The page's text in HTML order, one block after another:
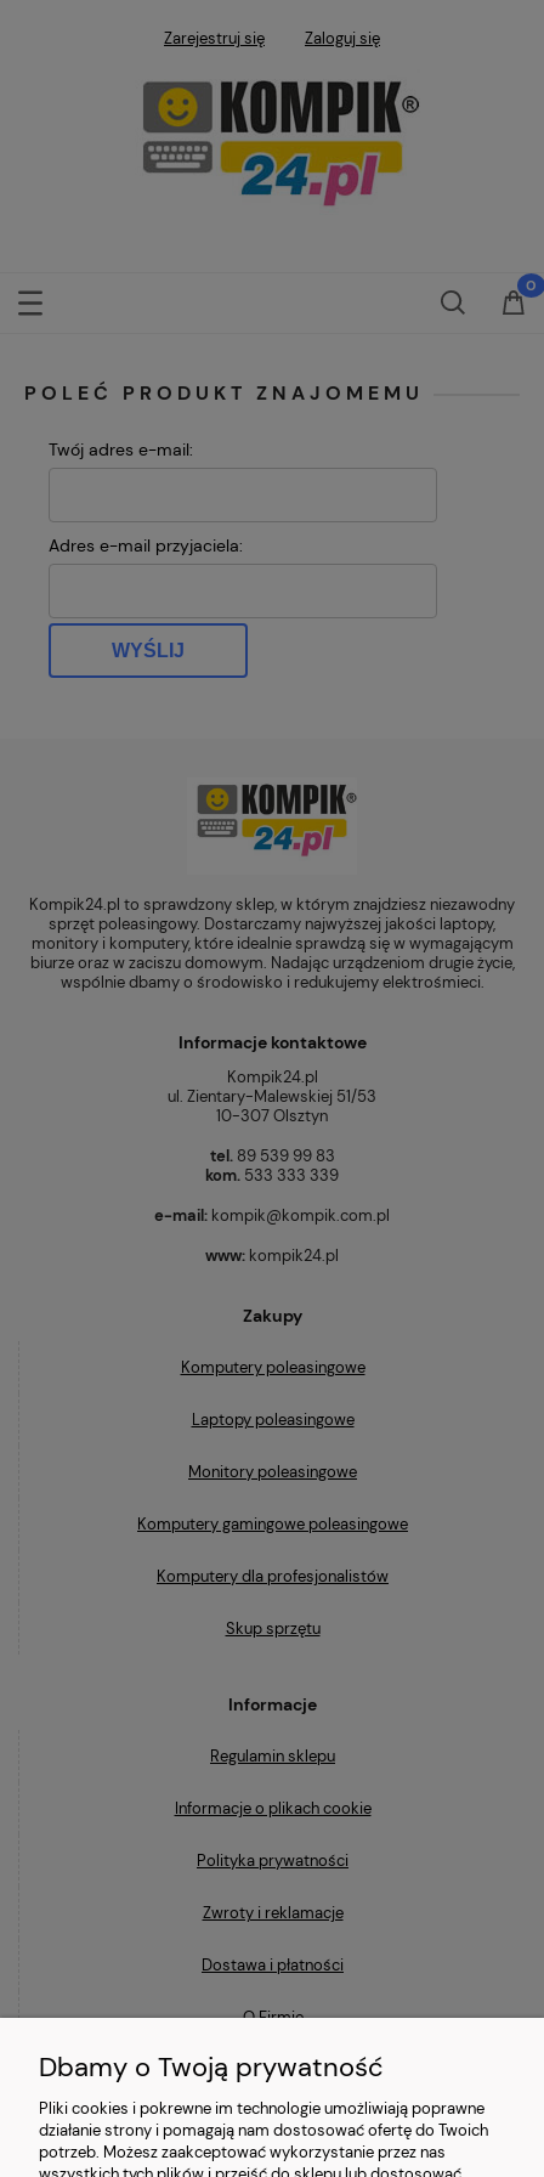
Zarejestruj się Zaloguj się
POLEĆ PRODUKT ZNAJOMEMU
Twój adres e-mail:
Adres e-mail przyjaciela:
WYŚLIJ
Kompik24.pl to sprawdzony sklep, w którym znajdziesz niezawodny
sprzęt poleasingowy. Dostarczamy najwyższej jakości laptopy,
monitory i komputery, które idealnie sprawdzą się w wymagającym
biurze oraz w zaciszu domowym. Nadając urządzeniom drugie życie,
wspólnie dbamy o środowisko i redukujemy elektrośmieci.
Informacje kontaktowe
Kompik24.pl
ul. Zientary-Malewskiej 51/53
10-307 Olsztyn
tel. 89 539 99 83
kom. 533 333 339
e-mail: kompik@kompik.com.pl
www: kompik24.pl
Zakupy
Komputery poleasingowe
Laptopy poleasingowe
Monitory poleasingowe
Komputery gamingowe poleasingowe
Komputery dla profesjonalistów
Skup sprzętu
Informacje
Regulamin sklepu
Informacje o plikach cookie
Polityka prywatności
Zwroty i reklamacje
Dostawa i płatności
O Firmie
Blog
Ostatnio na blogu
Dbamy o Twoją prywatność
Pliki cookies i pokrewne im technologie umożliwiają poprawne
działanie strony i pomagają nam dostosować ofertę do Twoich
potrzeb. Możesz zaakceptować wykorzystanie przez nas